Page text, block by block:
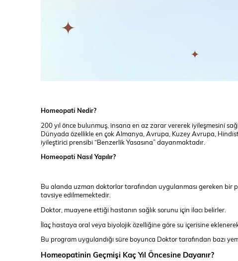
Homeopati Nedir?
200 yıl önce bulunmuş, insana en az zarar vererek iyileşmesini
Dünyada özellikle en çok Almanya, Avrupa, Kuzey Avrupa,
iyileştirici prensibi “Benzerlik Yasasına” dayanmaktadır.
Homeopati Nasıl Yapılır?
Bu alanda uzman doktorlar tarafından uygulanması gereken bir
tavsiye edilmemektedir.
Doktor, muayene ettiği hastanın sağlık sorunu için ilacı belirler.
İlaç hastaya oral veya biyolojik özelliğine göre su içerisine
Bu program uygulandığı süre boyunca Doktor tarafından bazı
Homeopatinin Geçmişi Kaç Yıl Öncesine Dayanır?